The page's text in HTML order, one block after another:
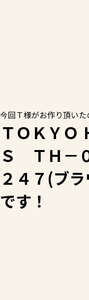
今回Ｔ様がお作り頂いた
ＴＯＫＹＯ
Ｓ ＴＨ－
２４７(ブラ
です！